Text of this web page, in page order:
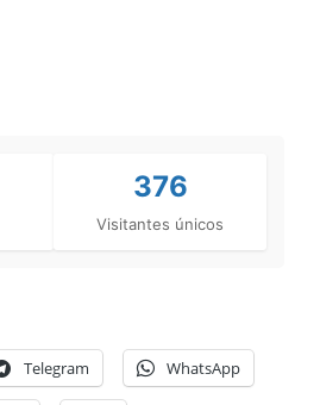
376
Visitantes únicos
Telegram WhatsApp